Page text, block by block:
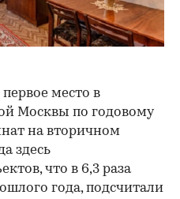
место в
Москвы по годовому
на вторичном
здесь
что в 6,3 раза
года, подсчитали